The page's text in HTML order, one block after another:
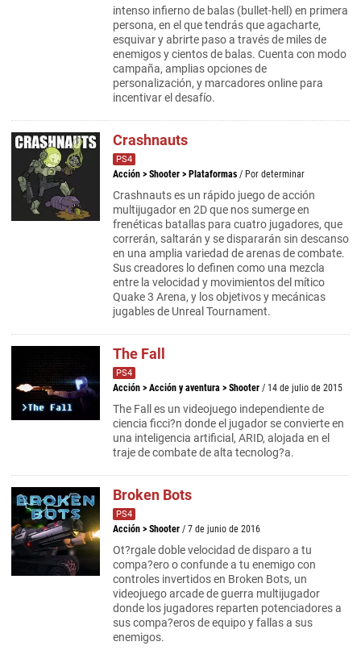
intenso infierno de balas (bullet-hell) en primera
persona, en el que tendrás que agacharte,
esquivar y abrirte paso a través de miles de
enemigos y cientos de balas. Cuenta con modo
campaña, amplias opciones de
personalización, y marcadores online para
incentivar el desafío.
Crashnauts
PS4
Acción > Shooter > Plataformas / Por determinar
Crashnauts es un rápido juego de acción
multijugador en 2D que nos sumerge en
frenéticas batallas para cuatro jugadores, que
correrán, saltarán y se dispararán sin descanso
en una amplia variedad de arenas de combate.
Sus creadores lo definen como una mezcla
entre la velocidad y movimientos del mítico
Quake 3 Arena, y los objetivos y mecánicas
jugables de Unreal Tournament.
The Fall
PS4
Acción > Acción y aventura > Shooter / 14 de julio de 2015
The Fall es un videojuego independiente de
ciencia ficci?n donde el jugador se convierte en
una inteligencia artificial, ARID, alojada en el
traje de combate de alta tecnolog?a.
Broken Bots
PS4
Acción > Shooter / 7 de junio de 2016
Ot?rgale doble velocidad de disparo a tu
compa?ero o confunde a tu enemigo con
controles invertidos en Broken Bots, un
videojuego arcade de guerra multijugador
donde los jugadores reparten potenciadores a
sus compa?eros de equipo y fallas a sus
enemigos.